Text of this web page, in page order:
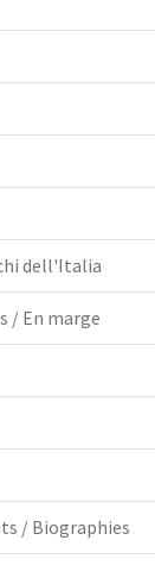
dell'Italia
/ En marge
/ Biographies